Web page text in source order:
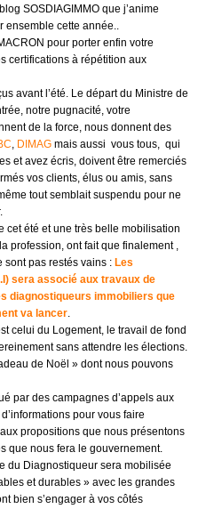
SOSDIAGIMMO que j’anime
ensemble cette année..
pour porter enfin votre
certifications à répétition aux
avant l’été. Le départ du Ministre de
notre pugnacité, votre
de la force, nous donnent des
, DIMAG mais aussi vous tous, qui
et avez écris, doivent être remerciés
vos clients, élus ou amis, sans
tout semblait suspendu pour ne
cet été et une très belle mobilisation
profession, ont fait que finalement ,
sont pas restés vains : Les
sera associé aux travaux de
diagnostiqueurs immobiliers que
va lancer.
celui du Logement, le travail de fond
sans attendre les élections.
de Noël » dont nous pouvons
par des campagnes d’appels aux
pour vous faire
propositions que nous présentons
que nous fera le gouvernement.
du Diagnostiqueur sera mobilisée
et durables » avec les grandes
bien s’engager à vos côtés